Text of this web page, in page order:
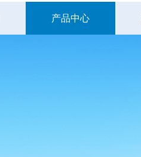
产品中心